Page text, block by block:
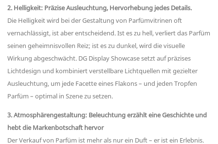
2. Helligkeit: Präzise Ausleuchtung, Hervorhebung jedes Details.
Die Helligkeit wird bei der Gestaltung von Parfümvitrinen oft
vernachlässigt, ist aber entscheidend. Ist es zu hell, verliert das Parfüm
seinen geheimnisvollen Reiz; ist es zu dunkel, wird die visuelle
Wirkung abgeschwächt. DG Display Showcase setzt auf präzises
Lichtdesign und kombiniert verstellbare Lichtquellen mit gezielter
Ausleuchtung, um jede Facette eines Flakons – und jeden Tropfen
Parfüm – optimal in Szene zu setzen.
3. Atmosphärengestaltung: Beleuchtung erzählt eine Geschichte und
hebt die Markenbotschaft hervor
Der Verkauf von Parfüm ist mehr als nur ein Duft – er ist ein Erlebnis.